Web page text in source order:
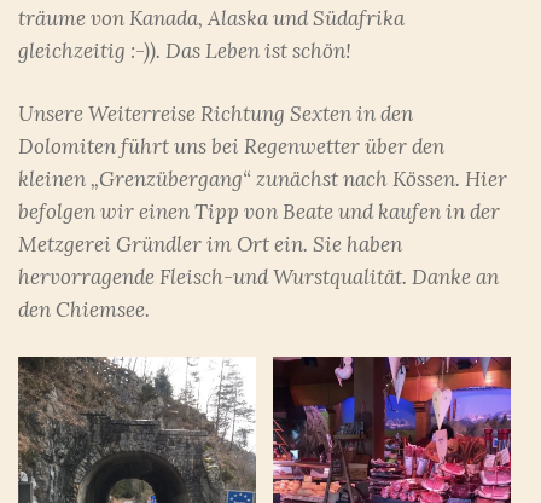
träume von Kanada, Alaska und Südafrika
gleichzeitig :-)). Das Leben ist schön!
Unsere Weiterreise Richtung Sexten in den
Dolomiten führt uns bei Regenwetter über den
kleinen „Grenzübergang“ zunächst nach Kössen. Hier
befolgen wir einen Tipp von Beate und kaufen in der
Metzgerei Gründler im Ort ein. Sie haben
hervorragende Fleisch-und Wurstqualität. Danke an
den Chiemsee.